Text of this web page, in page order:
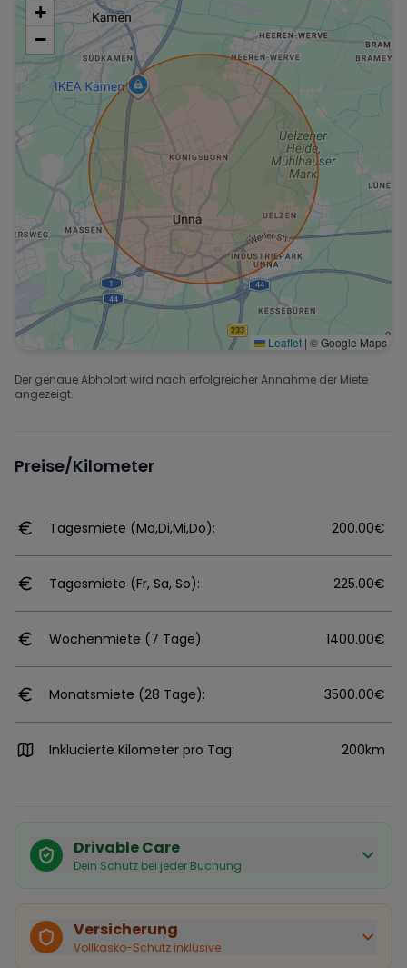
+
−
Leaflet | © Google Maps
Der genaue Abholort wird nach erfolgreicher Annahme der Miete
angezeigt.
Preise/Kilometer
Tagesmiete (Mo,Di,Mi,Do): 200.00€
Tagesmiete (Fr, Sa, So): 225.00€
Wochenmiete (7 Tage): 1400.00€
Monatsmiete (28 Tage): 3500.00€
Inkludierte Kilometer pro Tag: 200km
Drivable Care
Dein Schutz bei jeder Buchung
Käuferschutz inklusive
Bei Stornierung durch den Vermieter erhältst du eine
vollständige Rückerstattung.
Versicherung
Vollkasko-Schutz inklusive